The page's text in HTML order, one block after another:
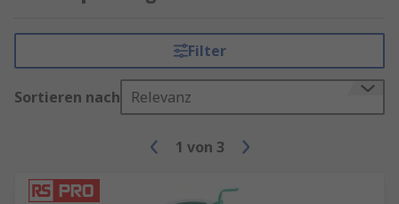
Filter
Sortieren nach Relevanz
1 von 3